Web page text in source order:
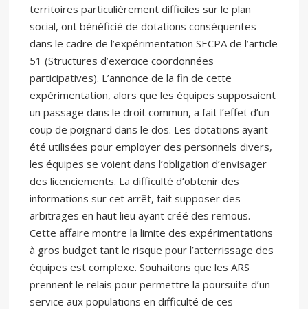
territoires particulièrement difficiles sur le plan
social, ont bénéficié de dotations conséquentes
dans le cadre de l’expérimentation SECPA de l’article
51 (Structures d’exercice coordonnées
participatives). L’annonce de la fin de cette
expérimentation, alors que les équipes supposaient
un passage dans le droit commun, a fait l’effet d’un
coup de poignard dans le dos. Les dotations ayant
été utilisées pour employer des personnels divers,
les équipes se voient dans l’obligation d’envisager
des licenciements. La difficulté d’obtenir des
informations sur cet arrêt, fait supposer des
arbitrages en haut lieu ayant créé des remous.
Cette affaire montre la limite des expérimentations
à gros budget tant le risque pour l’atterrissage des
équipes est complexe. Souhaitons que les ARS
prennent le relais pour permettre la poursuite d’un
service aux populations en difficulté de ces